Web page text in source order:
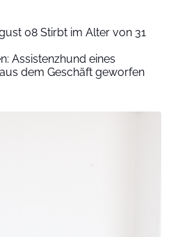
08 Stirbt im Alter von 31
Assistenzhund eines
dem Geschäft geworfen